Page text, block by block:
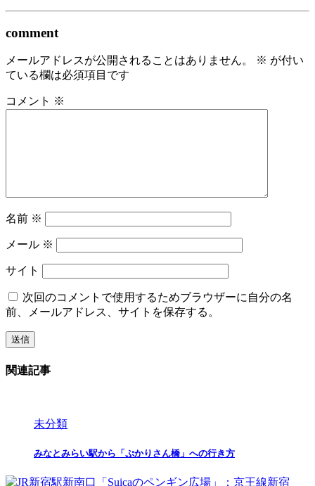
comment
メールアドレスが公開されることはありません。 ※ が付い
ている欄は必須項目です
コメント ※
名前 ※
メール ※
サイト
次回のコメントで使用するためブラウザーに自分の名
前、メールアドレス、サイトを保存する。
関連記事
未分類
みなとみらい駅から「ぷかりさん橋」への行き方